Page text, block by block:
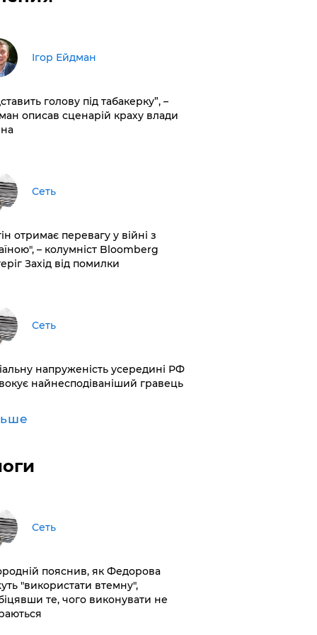
Ігор Ейдман
голову під табакерку”, –
описав сценарій краху влади
Сеть
отримає перевагу у війні з
– колумніст Bloomberg
Захід від помилки
Сеть
напруженість усередині РФ
найнесподіваніший гравець
Сеть
пояснив, як Федорова
"використати втемну",
те, чого виконувати не